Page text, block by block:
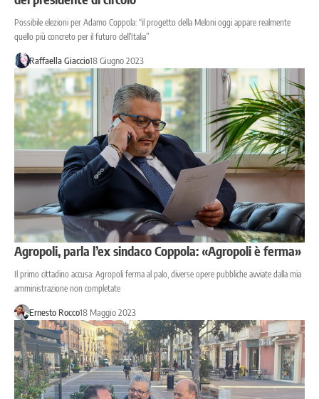
Possibile elezioni per Adamo Coppola: “il progetto della Meloni oggi appare realmente
quello più concreto per il futuro dell’Italia”
Raffaella Giaccio18 Giugno 2023
Agropoli, parla l’ex sindaco Coppola: «Agropoli è ferma»
Il primo cittadino accusa: Agropoli ferma al palo, diverse opere pubbliche avviate dalla mia
amministrazione non completate
Ernesto Rocco18 Maggio 2023